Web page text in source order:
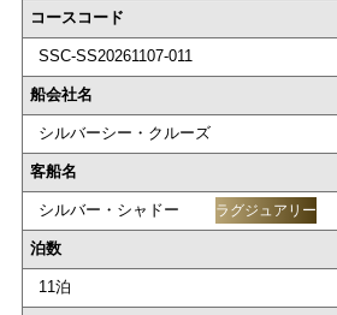
コースコード
SSC-SS20261107-011
船会社名
シルバーシー・クルーズ
客船名
シルバー・シャドー ラグジュアリー
泊数
11泊